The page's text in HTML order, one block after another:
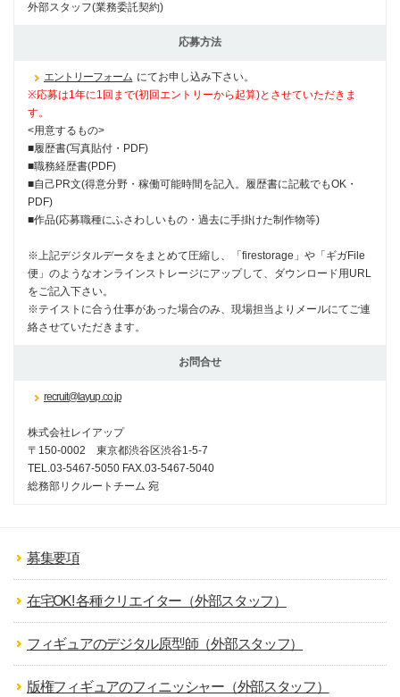
外部スタッフ(業務委託契約)
応募方法
エントリーフォーム にてお申し込み下さい。
※応募は1年に1回まで(初回エントリーから起算)とさせていただきま
す。
<用意するもの>
■履歴書(写真貼付・PDF)
■職務経歴書(PDF)
■自己PR文(得意分野・稼働可能時間を記入。履歴書に記載でもOK・
PDF)
■作品(応募職種にふさわしいもの・過去に手掛けた制作物等)
※上記デジタルデータをまとめて圧縮し、「firestorage」や「ギガFile
便」のようなオンラインストレージにアップして、ダウンロード用URL
をご記入下さい。
※テイストに合う仕事があった場合のみ、現場担当よりメールにてご連
絡させていただきます。
お問合せ
recruit@layup.co.jp
株式会社レイアップ
〒150-0002 東京都渋谷区渋谷1-5-7
TEL.03-5467-5050 FAX.03-5467-5040
総務部リクルートチーム 宛
募集要項
在宅OK! 各種クリエイター（外部スタッフ）
フィギュアのデジタル原型師（外部スタッフ）
版権フィギュアのフィニッシャー（外部スタッフ）